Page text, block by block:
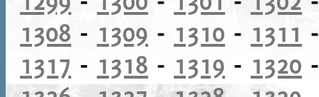
1308 - 1309 - 1310 - 1311
1317 - 1318 - 1319 - 1320